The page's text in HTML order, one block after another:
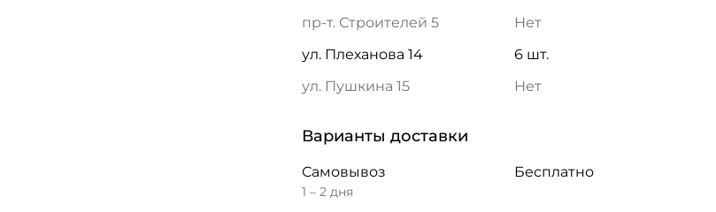
пр-т. Строителей 5
Нет
ул. Плеханова 14
6 шт.
ул. Пушкина 15
Нет
Варианты доставки
Самовывоз
1 – 2 дня
Бесплатно